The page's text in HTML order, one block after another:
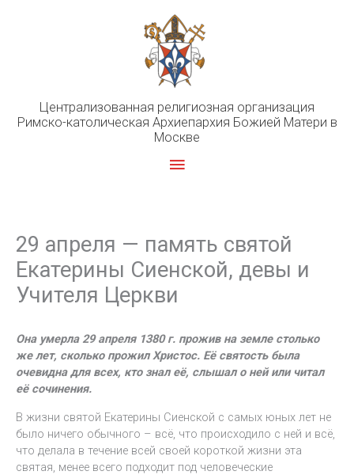
Централизованная религиозная организация
Римско-католическая Архиепархия Божией Матери в
Москве
Главное
29 апреля — память святой
Екатерины Сиенской, девы и
Учителя Церкви
Она умерла 29 апреля 1380 г. прожив на земле столько
же лет, сколько прожил Христос. Её святость была
очевидна для всех, кто знал её, слышал о ней или читал
её сочинения.
В жизни святой Екатерины Сиенской с самых юных лет не
было ничего обычного – всё, что происходило с ней и всё,
что делала в течение всей своей короткой жизни эта
святая, менее всего подходит под человеческие